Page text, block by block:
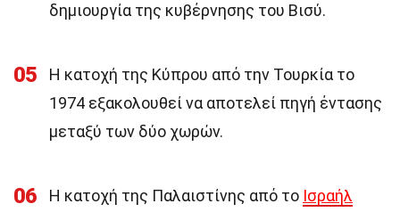
δημιουργία της κυβέρνησης του Βισύ.
05
Η κατοχή της Κύπρου από την Τουρκία το
1974 εξακολουθεί να αποτελεί πηγή έντασης
μεταξύ των δύο χωρών.
06 Η κατοχή της Παλαιστίνης από το Ισραήλ